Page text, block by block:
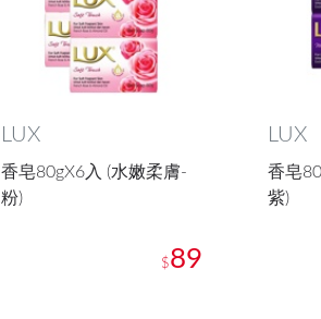
LUX
香皂80gX6入 (水嫩柔膚-
粉)
$89
LUX
香皂
紫)